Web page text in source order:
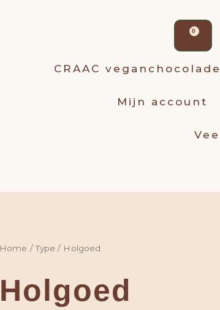
0
CRAAC
Mijn account
Home /Type / Holgoed
Holgoed